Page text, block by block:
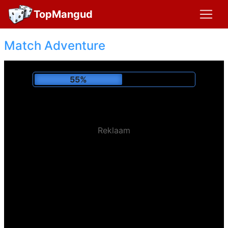
TopMangud
Match Adventure
59%
Reklaam